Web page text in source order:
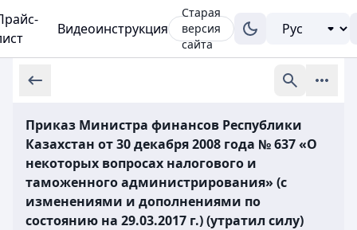
Видеоинструкция
Старая
версия
сайта
Приказ Министра финансов Республики
Казахстан от 30 декабря 2008 года № 637 «О
некоторых вопросах налогового и
таможенного администрирования» (с
изменениями и дополнениями по
состоянию на 29.03.2017 г.) (утратил силу)